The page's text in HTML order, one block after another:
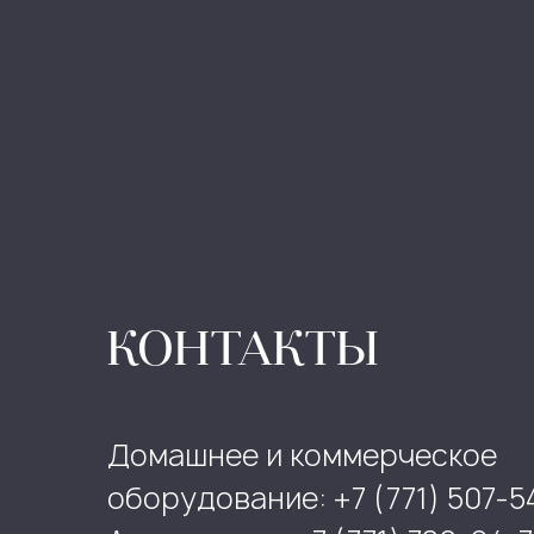
КОНТАКТЫ
Домашнее и коммерческое
оборудование: +7 (771) 507-